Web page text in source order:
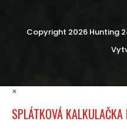
Copyright 2026 Hunting
×
SPLÁTKOVÁ KALKULAČKA